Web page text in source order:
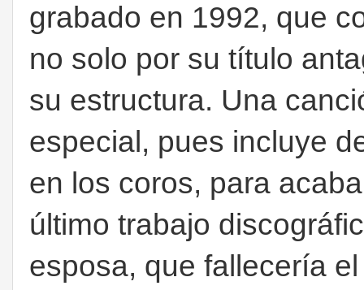
grabado en 1992, que
no solo por su título
su estructura. Una
especial, pues incluye
en los coros, para
último trabajo
esposa, que fallecería